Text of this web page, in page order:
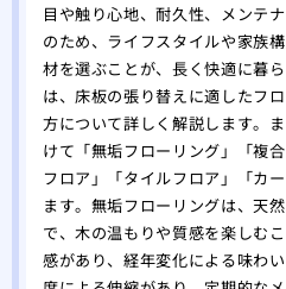
目や触り心地、耐久性、メンテ
のため、ライフスタイルや家族
材を選ぶことが、長く快適に暮
は、床板の張り替えに適したフ
方について詳しく解説します。
けて「無垢フローリング」「複
フロア」「タイルフロア」「カ
ます。無垢フローリングは、天
で、木の温もりや質感を楽しむ
感があり、経年変化による味わ